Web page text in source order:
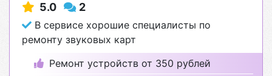
5.0 2
В сервисе хорошие специалисты по
ремонту звуковых карт
Ремонт устройств от 350 рублей